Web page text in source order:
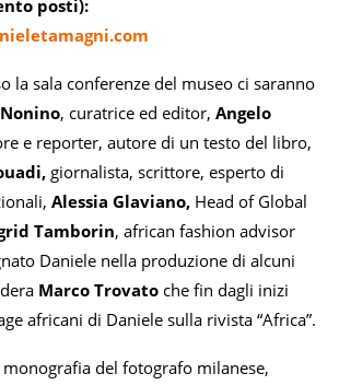
posti):
la sala conferenze del museo ci saranno
, curatrice ed editor, Angelo
e reporter, autore di un testo del libro,
giornalista, scrittore, esperto di
Alessia Glaviano, Head of Global
Tamborin, african fashion advisor
Daniele nella produzione di alcuni
Marco Trovato che fin dagli inizi
africani di Daniele sulla rivista “Africa”.
del fotografo milanese,